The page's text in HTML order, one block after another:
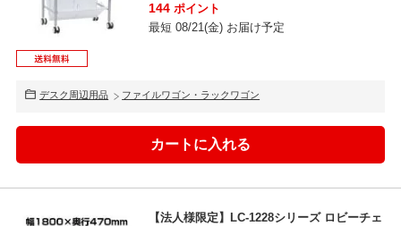
144 ポイント
最短 08/21(金) お届け予定
デスク周辺用品 ファイルワゴン・ラックワゴン
【法人様限定】LC-1228シリーズ ロビーチェ